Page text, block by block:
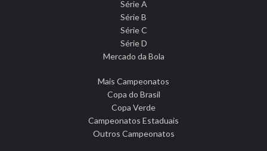
Série A
Série B
Série C
Série D
Mercado da Bola
Mais Campeonatos
Copa do Brasil
Copa Verde
Campeonatos Estaduais
Outros Campeonatos